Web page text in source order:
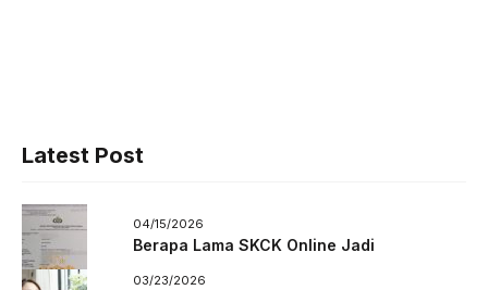
Latest Post
04/15/2026
Berapa Lama SKCK Online Jadi
03/23/2026